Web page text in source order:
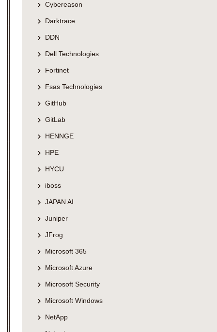
Cybereason
Darktrace
DDN
Dell Technologies
Fortinet
Fsas Technologies
GitHub
GitLab
HENNGE
HPE
HYCU
iboss
JAPAN AI
Juniper
JFrog
Microsoft 365
Microsoft Azure
Microsoft Security
Microsoft Windows
NetApp